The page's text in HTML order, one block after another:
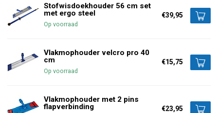
Stofwisdoekhouder 56 cm set
met ergo steel
Op voorraad
€39,95
Vlakmophouder velcro pro 40
cm
Op voorraad
€15,75
Vlakmophouder met 2 pins
flapverbinding
€23,95